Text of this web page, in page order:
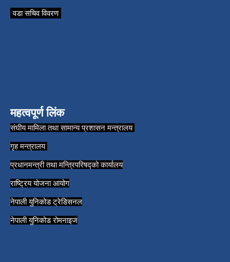
वडा सचिव विवरण
महत्वपूर्ण लिंक
संघीय मामिला तथा सामान्य प्रशासन मन्त्रालय
गृह मन्त्रालय
प्रधानमन्त्री तथा मन्त्रिपरिषद्को कार्यालय
राष्ट्रिय योजना आयोग
नेपाली युनिकोड ट्रेडिसनल
नेपाली युनिकोड रोमनाइज